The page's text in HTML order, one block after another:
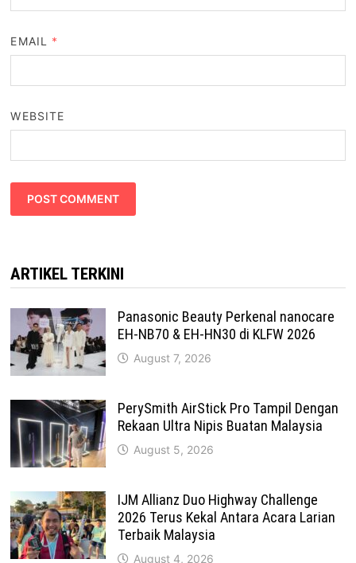
EMAIL *
WEBSITE
ARTIKEL TERKINI
Panasonic Beauty Perkenal nanocare
EH-NB70 & EH-HN30 di KLFW 2026
August 7, 2026
PerySmith AirStick Pro Tampil Dengan
Rekaan Ultra Nipis Buatan Malaysia
August 5, 2026
IJM Allianz Duo Highway Challenge
2026 Terus Kekal Antara Acara Larian
Terbaik Malaysia
August 4, 2026